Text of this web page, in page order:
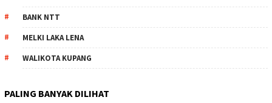
BANK NTT
MELKI LAKA LENA
WALIKOTA KUPANG
PALING BANYAK DILIHAT